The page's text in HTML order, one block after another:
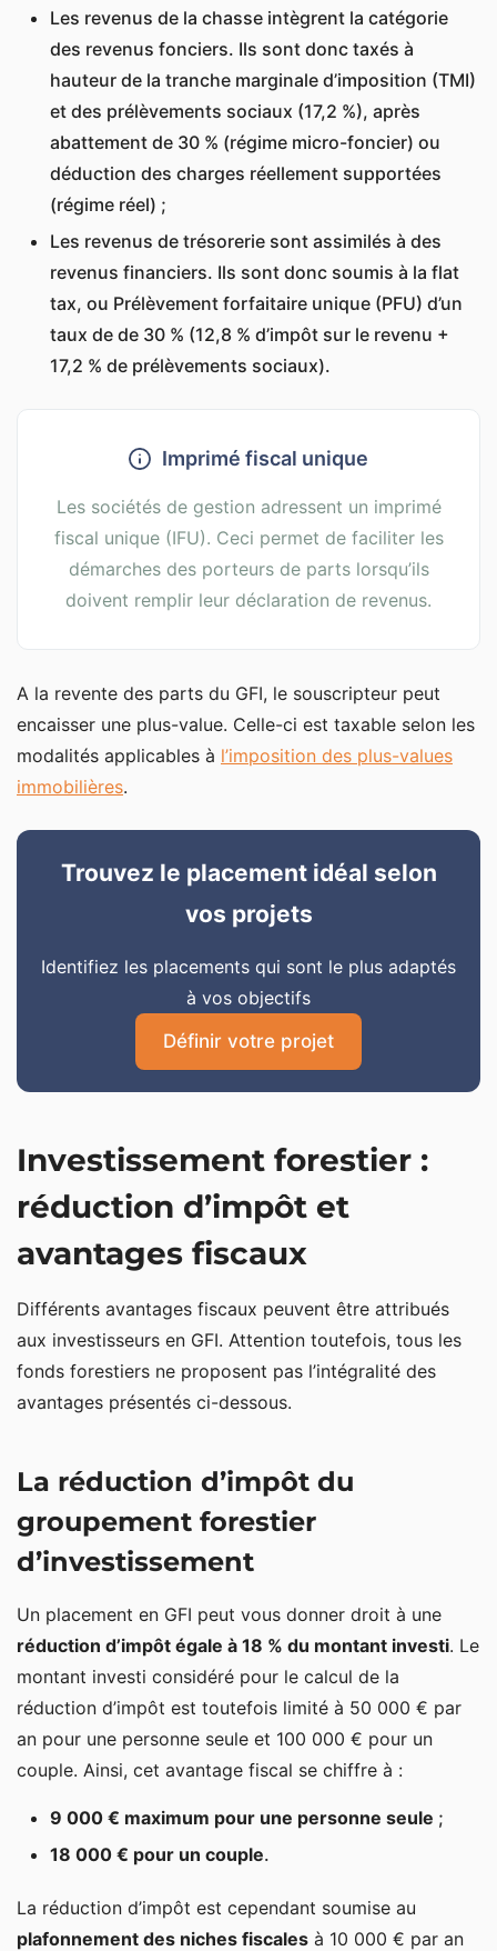
Les revenus de la chasse intègrent la catégorie
des revenus fonciers. Ils sont donc taxés à
hauteur de la tranche marginale d’imposition (TMI)
et des prélèvements sociaux (17,2 %), après
abattement de 30 % (régime micro-foncier) ou
déduction des charges réellement supportées
(régime réel) ;
Les revenus de trésorerie sont assimilés à des
revenus financiers. Ils sont donc soumis à la flat
tax, ou Prélèvement forfaitaire unique (PFU) d’un
taux de de 30 % (12,8 % d’impôt sur le revenu +
17,2 % de prélèvements sociaux).
Imprimé fiscal unique
Les sociétés de gestion adressent un imprimé
fiscal unique (IFU). Ceci permet de faciliter les
démarches des porteurs de parts lorsqu’ils
doivent remplir leur déclaration de revenus.
A la revente des parts du GFI, le souscripteur peut
encaisser une plus-value. Celle-ci est taxable selon les
modalités applicables à l’imposition des plus-values
immobilières.
Trouvez le placement idéal selon
vos projets
Identifiez les placements qui sont le plus adaptés
à vos objectifs
Définir votre projet
Investissement forestier :
réduction d’impôt et
avantages fiscaux
Différents avantages fiscaux peuvent être attribués
aux investisseurs en GFI. Attention toutefois, tous les
fonds forestiers ne proposent pas l’intégralité des
avantages présentés ci-dessous.
La réduction d’impôt du
groupement forestier
d’investissement
Un placement en GFI peut vous donner droit à une
réduction d’impôt égale à 18 % du montant investi. Le
montant investi considéré pour le calcul de la
réduction d’impôt est toutefois limité à 50 000 € par
an pour une personne seule et 100 000 € pour un
couple. Ainsi, cet avantage fiscal se chiffre à :
9 000 € maximum pour une personne seule ;
18 000 € pour un couple.
La réduction d’impôt est cependant soumise au
plafonnement des niches fiscales à 10 000 € par an